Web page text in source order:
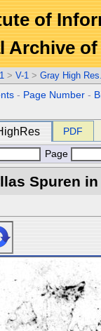
of
Archive
> V-1 > Gray High
- Page Number -
PDF
Page
Spuren